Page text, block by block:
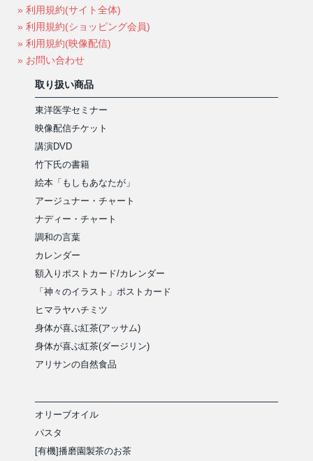
» 利用規約(サイト全体)
» 利用規約(ショッピング会員)
» 利用規約(映像配信)
» お問い合わせ
取り扱い商品
東洋医学セミナー
映像配信チケット
講演DVD
竹下氏の書籍
絵本「もしもあなたが」
アージュナー・チャート
ナディー・チャート
調和の言葉
カレンダー
額入りポストカード/カレンダー
「神々のイラスト」ポストカード
ヒマラヤハチミツ
身体が喜ぶ紅茶(アッサム)
身体が喜ぶ紅茶(ダージリン)
アリサンの自然食品
オリーブオイル
パスタ
[有機]播磨園製茶のお茶